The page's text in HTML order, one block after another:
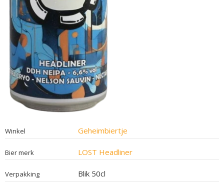
Winkel Geheimbiertje
Bier merk LOST Headliner
Verpakking Blik 50cl